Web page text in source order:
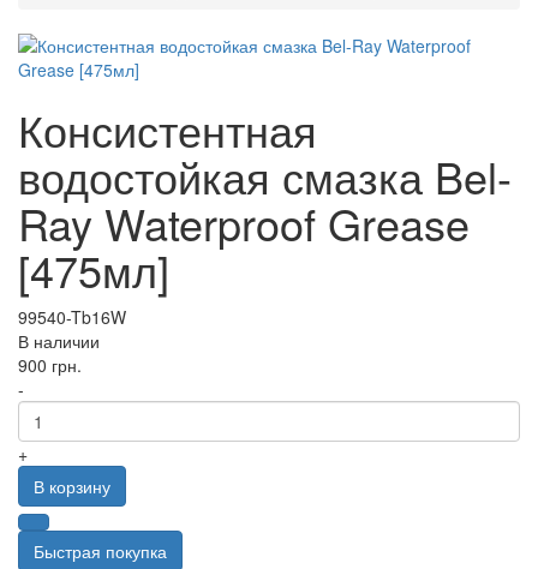
Консистентная
водостойкая смазка Bel-
Ray Waterproof Grease
[475мл]
99540-Tb16W
В наличии
900 грн.
-
+
В корзину
Быстрая покупка